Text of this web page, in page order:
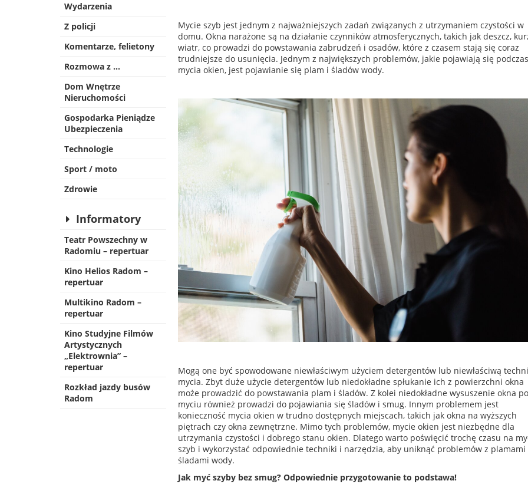
Wydarzenia
Z policji
Komentarze, felietony
Rozmowa z …
Dom Wnętrze
Nieruchomości
Gospodarka Pieniądze
Ubezpieczenia
Technologie
Sport / moto
Zdrowie
Informatory
Teatr Powszechny w
Radomiu – repertuar
Kino Helios Radom –
repertuar
Multikino Radom –
repertuar
Kino Studyjne Filmów
Artystycznych
„Elektrownia” –
repertuar
Rozkład jazdy busów
Radom
Mycie szyb jest jednym z najważniejszych zadań związanych z utrzymaniem czystości w
domu. Okna narażone są na działanie czynników atmosferycznych, takich jak deszcz,
wiatr, co prowadzi do powstawania zabrudzeń i osadów, które z czasem stają się coraz
trudniejsze do usunięcia. Jednym z największych problemów, jakie pojawiają się podczas
mycia okien, jest pojawianie się plam i śladów wody.
Mogą one być spowodowane niewłaściwym użyciem detergentów lub niewłaściwą
mycia. Zbyt duże użycie detergentów lub niedokładne spłukanie ich z powierzchni okna
może prowadzić do powstawania plam i śladów. Z kolei niedokładne wysuszenie okna po
myciu również prowadzi do pojawiania się śladów i smug. Innym problemem jest
konieczność mycia okien w trudno dostępnych miejscach, takich jak okna na wyższych
piętrach czy okna zewnętrzne. Mimo tych problemów, mycie okien jest niezbędne dla
utrzymania czystości i dobrego stanu okien. Dlatego warto poświęcić trochę czasu na
szyb i wykorzystać odpowiednie techniki i narzędzia, aby uniknąć problemów z plamami
śladami wody.
Jak myć szyby bez smug? Odpowiednie przygotowanie to podstawa!